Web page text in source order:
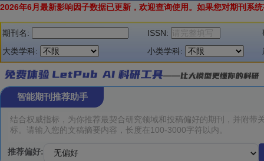
2026年6月最新影响因子数据已更新，欢迎查询使用。 如果您对期刊系
期刊名: ISSN:
大类学科:
小类学科:
智能期刊推荐助手
推荐偏好: